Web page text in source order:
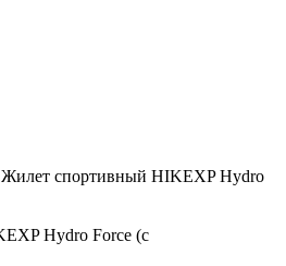
Жилет спортивный HIKEXP Hydro